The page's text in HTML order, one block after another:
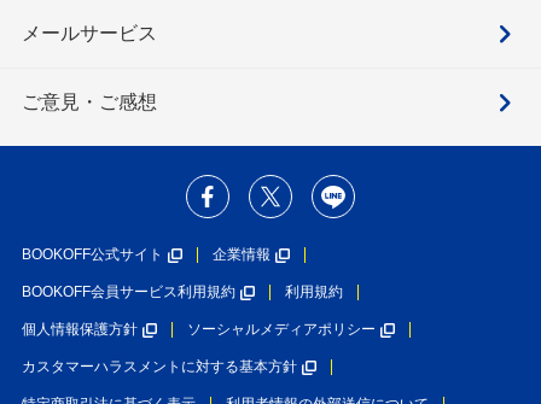
メールサービス
ご意見・ご感想
BOOKOFF公式サイト 企業情報
BOOKOFF会員サービス利用規約 利用規約
個人情報保護方針 ソーシャルメディアポリシー
カスタマーハラスメントに対する基本方針